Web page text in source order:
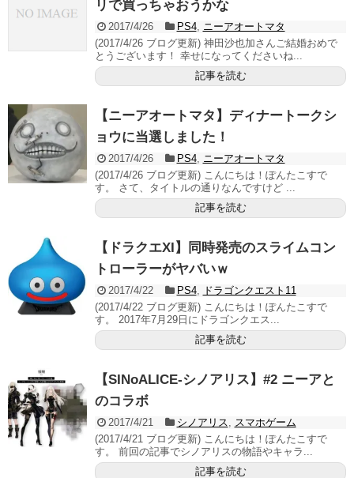
リで買っちゃおうかな
2017/4/26 PS4,
ニーアオートマタ
(2017/4/26 ブログ更新) 神田沙也加さんご結婚おめで
とうございます！ 幸せになってくださいね...
記事を読む
【ニーアオートマタ】ディナートークシ
ョウに当選しました！
2017/4/26 PS4,
ニーアオートマタ
(2017/4/26 ブログ更新) こんにちは！ぽんたこすで
す。 さて、タイトルの通りなんですけど ...
記事を読む
【ドラクエXI】同時発売のスライムコン
トローラーがヤバいｗ
2017/4/22 PS4,
ドラゴンクエスト11
(2017/4/22 ブログ更新) こんにちは！ぽんたこすで
す。 2017年7月29日にドラゴンクエス...
記事を読む
【SINoALICE-シノアリス】#2 ニーアと
のコラボ
2017/4/21 シノアリス
スマホゲーム
(2017/4/21 ブログ更新) こんにちは！ぽんたこすで
す。 前回の記事でシノアリスの物語やキャラ...
記事を読む